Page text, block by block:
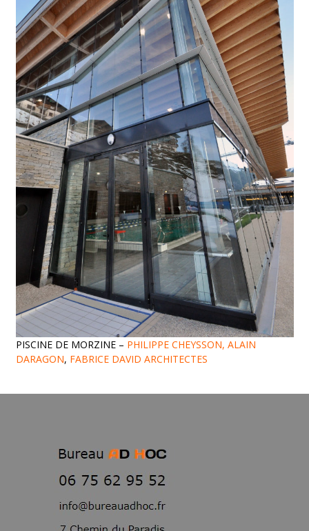
PISCINE DE MORZINE – PHILIPPE CHEYSSON, ALAIN
DARAGON, FABRICE DAVID ARCHITECTES